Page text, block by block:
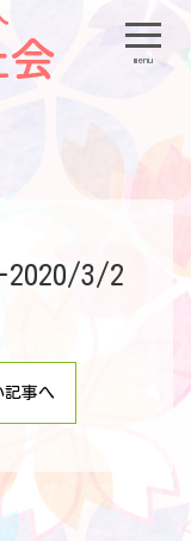
menu
2020/3/2
記事へ